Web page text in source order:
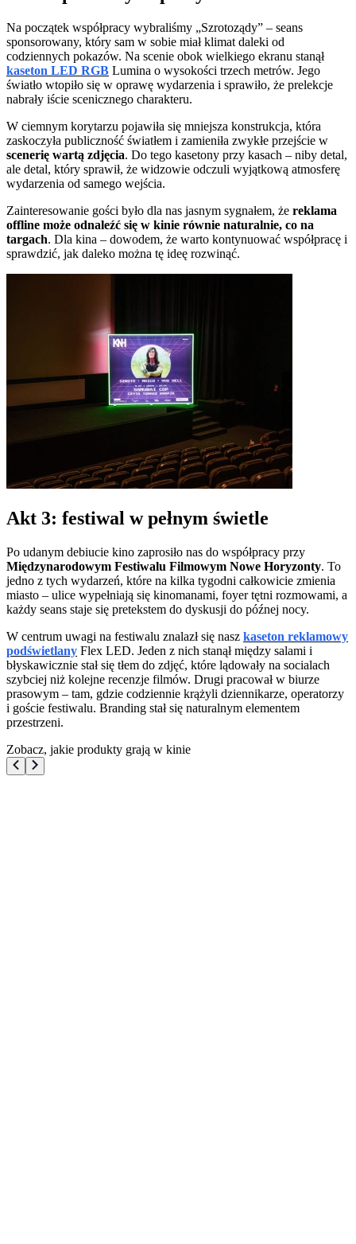
Na początek współpracy wybraliśmy „Szrotoządy” – seans
sponsorowany, który sam w sobie miał klimat daleki od
codziennych pokazów. Na scenie obok wielkiego ekranu stanął
kaseton LED RGB Lumina o wysokości trzech metrów. Jego
światło wtopiło się w oprawę wydarzenia i sprawiło, że prelekcje
nabrały iście scenicznego charakteru.
W ciemnym korytarzu pojawiła się mniejsza konstrukcja, która
zaskoczyła publiczność światłem i zamieniła zwykłe przejście w
scenerię wartą zdjęcia. Do tego kasetony przy kasach – niby detal,
ale detal, który sprawił, że widzowie odczuli wyjątkową atmosferę
wydarzenia od samego wejścia.
Zainteresowanie gości było dla nas jasnym sygnałem, że reklama
offline może odnaleźć się w kinie równie naturalnie, co na
targach. Dla kina – dowodem, że warto kontynuować współpracę i
sprawdzić, jak daleko można tę ideę rozwinąć.
Akt 3: festiwal w pełnym świetle
Po udanym debiucie kino zaprosiło nas do współpracy przy
Międzynarodowym Festiwalu Filmowym Nowe Horyzonty. To
jedno z tych wydarzeń, które na kilka tygodni całkowicie zmienia
miasto – ulice wypełniają się kinomanami, foyer tętni rozmowami, a
każdy seans staje się pretekstem do dyskusji do późnej nocy.
W centrum uwagi na festiwalu znalazł się nasz kaseton reklamowy
podświetlany Flex LED. Jeden z nich stanął między salami i
błyskawicznie stał się tłem do zdjęć, które lądowały na socialach
szybciej niż kolejne recenzje filmów. Drugi pracował w biurze
prasowym – tam, gdzie codziennie krążyli dziennikarze, operatorzy
i goście festiwalu. Branding stał się naturalnym elementem
przestrzeni.
Zobacz, jakie produkty grają w kinie